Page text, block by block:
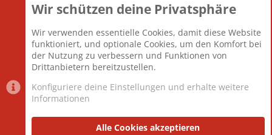
Themen
Mitglieder
12.425
Neuestes Mitglied
Toddster85
Datenschutzerklärung Impressum
Wir schützen deine Privatsphäre
Wir verwenden essentielle Cookies, damit diese Website
funktioniert, und optionale Cookies, um den Komfort bei
der Nutzung zu verbessern und Funktionen von
Drittanbietern bereitzustellen.
Konfiguriere deine Einstellungen und erhalte weitere
Informationen
Alle Cookies akzeptieren